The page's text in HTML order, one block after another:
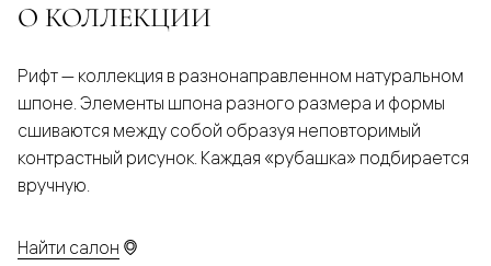
О КОЛЛЕКЦИИ
Рифт — коллекция в разнонаправленном натуральном
шпоне. Элементы шпона разного размера и формы
сшиваются между собой образуя неповторимый
контрастный рисунок. Каждая «рубашка» подбирается
вручную.
Найти салон